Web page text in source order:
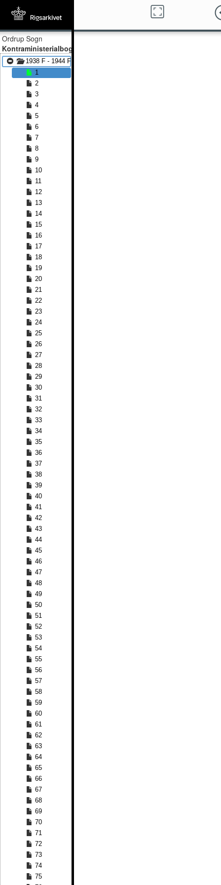
Ordrup Sogn
Kontraministerialbog
1938 F - 1944 F
1
2
3
4
5
6
7
8
9
10
11
12
13
14
15
16
17
18
19
20
21
22
23
24
25
26
27
28
29
30
31
32
33
34
35
36
37
38
39
40
41
42
43
44
45
46
47
48
49
50
51
52
53
54
55
56
57
58
59
60
61
62
63
64
65
66
67
68
69
70
71
72
73
74
75